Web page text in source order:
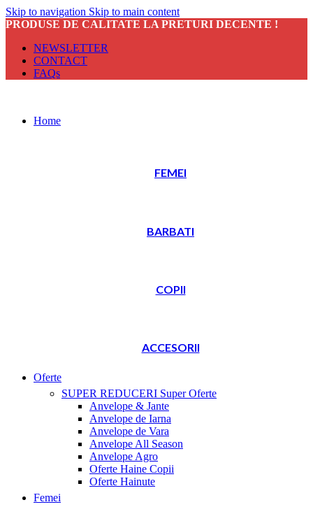
Skip to navigation Skip to main content
PRODUSE DE CALITATE LA PRETURI DECENTE !
NEWSLETTER
CONTACT
FAQs
Home
FEMEI
BARBATI
COPII
ACCESORII
Oferte
SUPER REDUCERI Super Oferte
Anvelope & Jante
Anvelope de Iarna
Anvelope de Vara
Anvelope All Season
Anvelope Agro
Oferte Haine Copii
Oferte Hainute
Femei